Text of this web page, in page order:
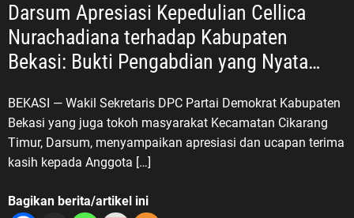
Darsum Apresiasi Kepedulian Cellica
Nurachadiana terhadap Kabupaten
Bekasi: Bukti Pengabdian yang Nyata
BEKASI — Wakil Sekretaris DPC Partai Demokrat Kabupaten
Bekasi yang juga tokoh masyarakat Kecamatan Cikarang
Timur, Darsum, menyampaikan apresiasi dan ucapan terima
kasih kepada Anggota […]
Bagikan berita/artikel ini